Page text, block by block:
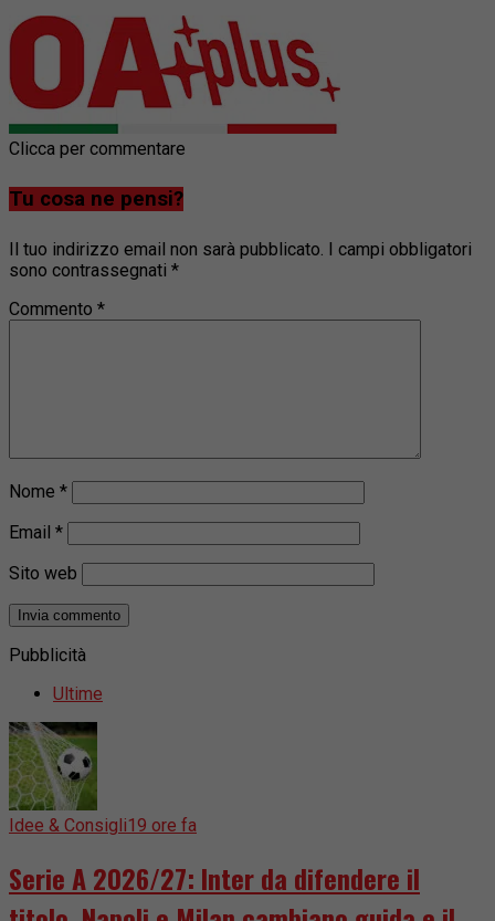
Clicca per commentare
Tu cosa ne pensi?
Il tuo indirizzo email non sarà pubblicato. I campi obbligatori
sono contrassegnati *
Commento *
Nome *
Email *
Sito web
Pubblicità
Ultime
Idee & Consigli19 ore fa
Serie A 2026/27: Inter da difendere il